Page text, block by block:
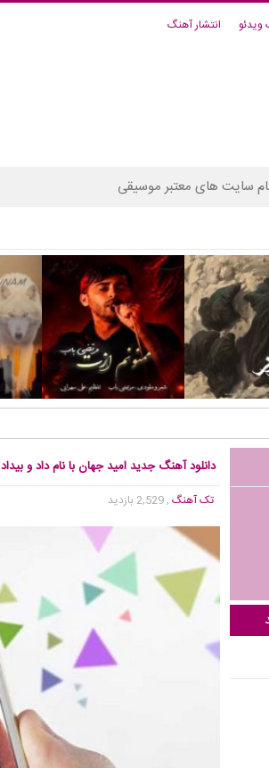
ویدئو انتشار آهنگ
سایت های معتبر موسیقی
دانلود آهنگ جدید امید جهان با نام داد و بیداد
تک آهنگ, 2,529 بازدید